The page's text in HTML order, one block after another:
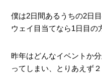
僕は2日間あるうちの2日
ウェイ目当てなら1日目の
昨年はどんなイベントか
ってしまい、とりあえず